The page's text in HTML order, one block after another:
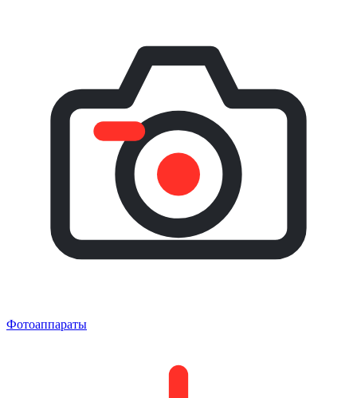
Фотоаппараты